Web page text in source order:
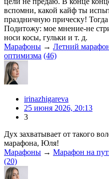
вспомни, какой кайф ты
праздничную прическу!
Подитожу: мое мнение-не
носи косы, гульки и т. д.
Марафоны → Летний
оптимизма (46)
irinazhigareva
25 июня 2026, 20:13
3
Дух захватывает от такого
марафона, Юля!
Марафоны → Марафон на
(20)